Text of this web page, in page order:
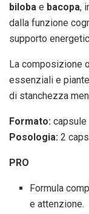
biloba e bacopa,
dalla funzione
supporto
La composizione
essenziali e
di stanchezza
Formato: capsule
Posologia: 2
PRO
Formula
e attenzione.